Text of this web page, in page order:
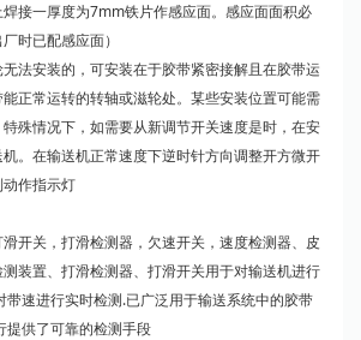
接一厚度为7mm铁片作感应面。感应面面积必
时已配感应面）
法安装的，可安装在于胶带紧密接解且在胶带运
正常运转的转轴或滋轮处。某些安装位置可能需
殊情况下，如需要从新调节开关速度是时，在安
。在输送机正常速度下逆时针方向调整开方微开
作指示灯
开关，打滑检测器，欠速开关，速度检测器、皮
装置、打滑检测器、打滑开关用于对输送机进行
带速进行实时检测.已广泛用于输送系统中的胶带
提供了可靠的检测手段